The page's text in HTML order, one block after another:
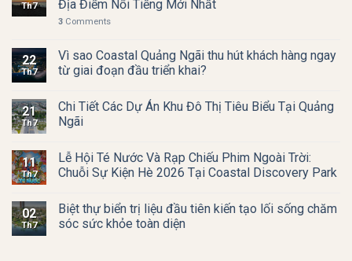
Th7
Địa Điểm Nổi Tiếng Mới Nhất
3 Comments
22
Th7
Vì sao Coastal Quảng Ngãi thu hút khách hàng ngay
từ giai đoạn đầu triển khai?
21
Th7
Chi Tiết Các Dự Án Khu Đô Thị Tiêu Biểu Tại Quảng
Ngãi
11
Th7
Lễ Hội Té Nước Và Rạp Chiếu Phim Ngoài Trời:
Chuỗi Sự Kiện Hè 2026 Tại Coastal Discovery Park
02
Th7
Biệt thự biển trị liệu đầu tiên kiến tạo lối sống chăm
sóc sức khỏe toàn diện